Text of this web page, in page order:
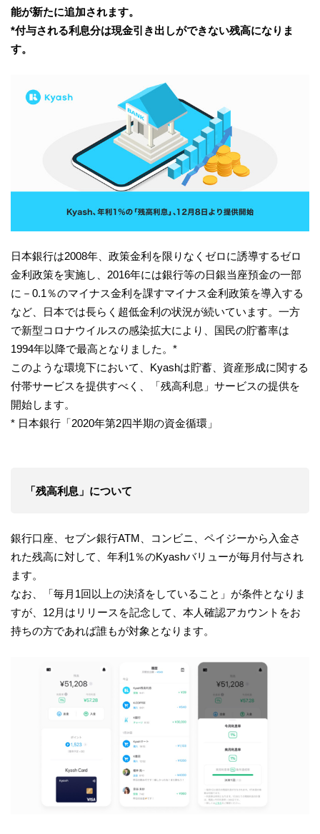
能が新たに追加されます。
*付与される利息分は現金引き出しができない残高になりま
す。
日本銀行は2008年、政策金利を限りなくゼロに誘導するゼロ
金利政策を実施し、2016年には銀行等の日銀当座預金の一部
に－0.1％のマイナス金利を課すマイナス金利政策を導入する
など、日本では長らく超低金利の状況が続いています。一方
で新型コロナウイルスの感染拡大により、国民の貯蓄率は
1994年以降で最高となりました。*
このような環境下において、Kyashは貯蓄、資産形成に関する
付帯サービスを提供すべく、「残高利息」サービスの提供を
開始します。
* 日本銀行「2020年第2四半期の資金循環」
「残高利息」について
銀行口座、セブン銀行ATM、コンビニ、ペイジーから入金さ
れた残高に対して、年利1％のKyashバリューが毎月付与され
ます。
なお、「毎月1回以上の決済をしていること」が条件となりま
すが、12月はリリースを記念して、本人確認アカウントをお
持ちの方であれば誰もが対象となります。